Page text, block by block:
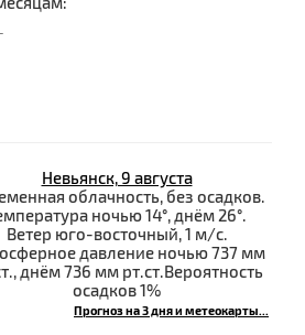
Невьянск, 9 августа
облачность, без осадков.
ночью 14°, днём 26°.
Ветер юго-восточный, 1 м/с.
давление ночью 737 мм
днём 736 мм рт.ст.Вероятность
осадков 1%
Прогноз на 3 дня и метеокарты...